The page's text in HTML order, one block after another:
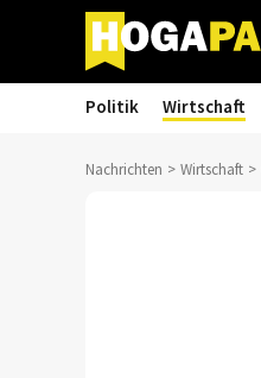
Politik Wirtschaft
Nachrichten Wirtschaft